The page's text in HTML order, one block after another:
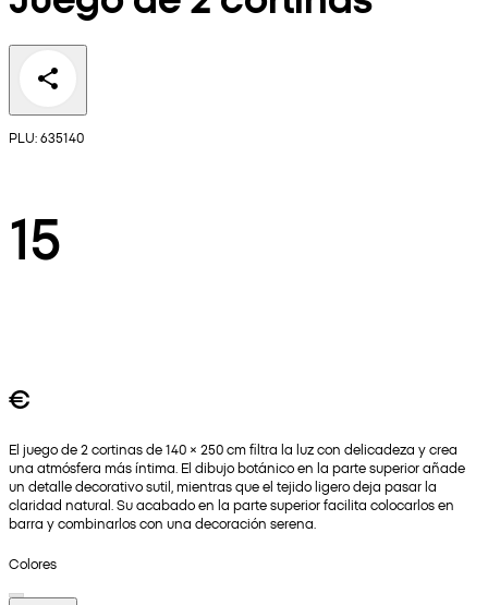
PLU: 635140
15
€
El juego de 2 cortinas de 140 × 250 cm filtra la luz con delicadeza y crea
una atmósfera más íntima. El dibujo botánico en la parte superior añade
un detalle decorativo sutil, mientras que el tejido ligero deja pasar la
claridad natural. Su acabado en la parte superior facilita colocarlos en
barra y combinarlos con una decoración serena.
Colores